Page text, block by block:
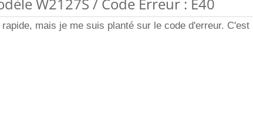
mais je me suis planté sur le code d'erreur. C'est